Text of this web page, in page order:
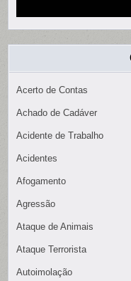
Acerto de Contas
Achado de Cadáver
Acidente de Trabalho
Acidentes
Afogamento
Agressão
Ataque de Animais
Ataque Terrorista
Autoimolação